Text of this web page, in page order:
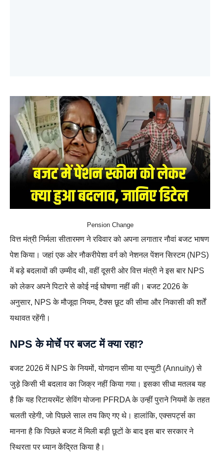
Pension Change
वित्त मंत्री निर्मला सीतारमण ने रविवार को अपना लगातार नौवां बजट भाषण
पेश किया। जहां एक ओर नौकरीपेशा वर्ग को नेशनल पेंशन सिस्टम (NPS)
में बड़े बदलावों की उम्मीद थी, वहीं दूसरी ओर वित्त मंत्री ने इस बार NPS
को लेकर अपने पिटारे से कोई नई घोषणा नहीं की। बजट 2026 के
अनुसार, NPS के मौजूदा नियम, टैक्स छूट की सीमा और निकासी की शर्तें
यथावत रहेंगी।
NPS के मोर्चे पर बजट में क्या रहा?
बजट 2026 में NPS के नियमों, योगदान सीमा या एन्युटी (Annuity) से
जुड़े किसी भी बदलाव का जिक्र नहीं किया गया। इसका सीधा मतलब यह
है कि यह रिटायरमेंट सेविंग योजना PFRDA के उन्हीं पुराने नियमों के तहत
चलती रहेगी, जो पिछले साल तय किए गए थे। हालांकि, एक्सपर्ट्स का
मानना है कि पिछले बजट में मिली बड़ी छूटों के बाद इस बार सरकार ने
स्थिरता पर ध्यान केंद्रित किया है।